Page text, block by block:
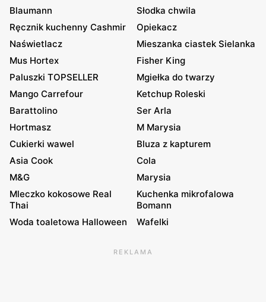
Blaumann
Słodka chwila
Ręcznik kuchenny Cashmir
Opiekacz
Naświetlacz
Mieszanka ciastek Sielanka
Mus Hortex
Fisher King
Paluszki TOPSELLER
Mgiełka do twarzy
Mango Carrefour
Ketchup Roleski
Barattolino
Ser Arla
Hortmasz
M Marysia
Cukierki wawel
Bluza z kapturem
Asia Cook
Cola
M&G
Marysia
Mleczko kokosowe Real
Thai
Kuchenka mikrofalowa
Bomann
Woda toaletowa Halloween
Wafelki
REKLAMA